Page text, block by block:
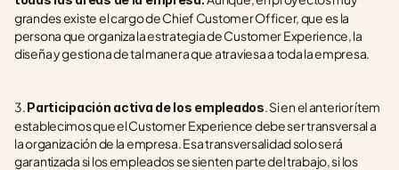
grandes existe el cargo de Chief Customer Officer, que es la
persona que organiza la estrategia de Customer Experience, la
diseña y gestiona de tal manera que atraviesa a toda la empresa.
3. Participación activa de los empleados. Si en el anterior ítem
establecimos que el Customer Experience debe ser transversal a
la organización de la empresa. Esa transversalidad solo será
garantizada si los empleados se sienten parte del trabajo, si los